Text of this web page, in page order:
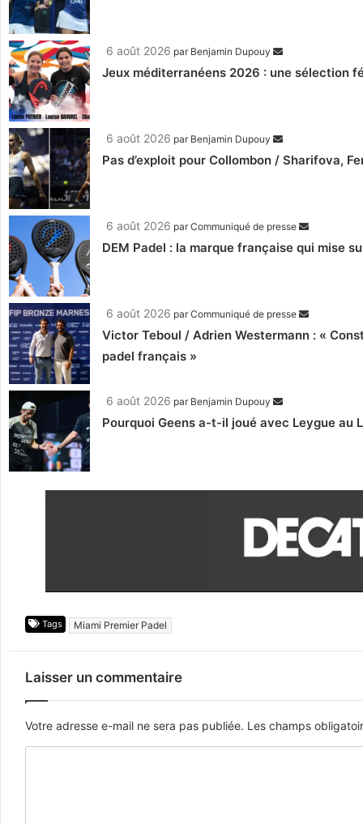
6 août 2026 par Benjamin Dupouy
Jeux méditerranéens 2026 : une sélection
6 août 2026 par Benjamin Dupouy
Pas d’exploit pour Collombon / Sharifova,
6 août 2026 parCommuniqué de presse
DEM Padel : la marque française qui mise
6 août 2026 parCommuniqué de presse
Victor Teboul / Adrien Westermann : «
padel français »
6 août 2026 par Benjamin Dupouy
Pourquoi Geens a-t-il joué avec Leygue au
Tags Miami Premier Padel
Laisser un commentaire
Votre adresse e-mail ne sera pas publiée. Les champs